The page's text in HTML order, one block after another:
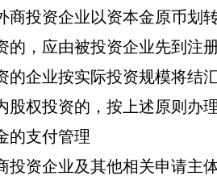
商投资企业以资本金原币划
的，应由被投资企业先到注
的企业按实际投资规模将结
权投资的，按上述原则办理
的支付管理
投资企业及其他相关申请